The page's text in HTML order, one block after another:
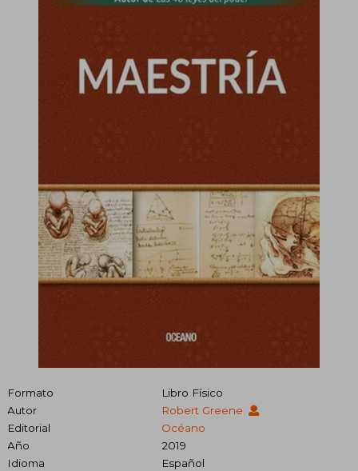
Formato
Libro Físico
Autor
Robert Greene
Editorial
Océano
Año
2019
Idioma
Español